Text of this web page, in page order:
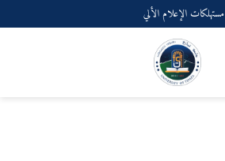
الإعلام الألي